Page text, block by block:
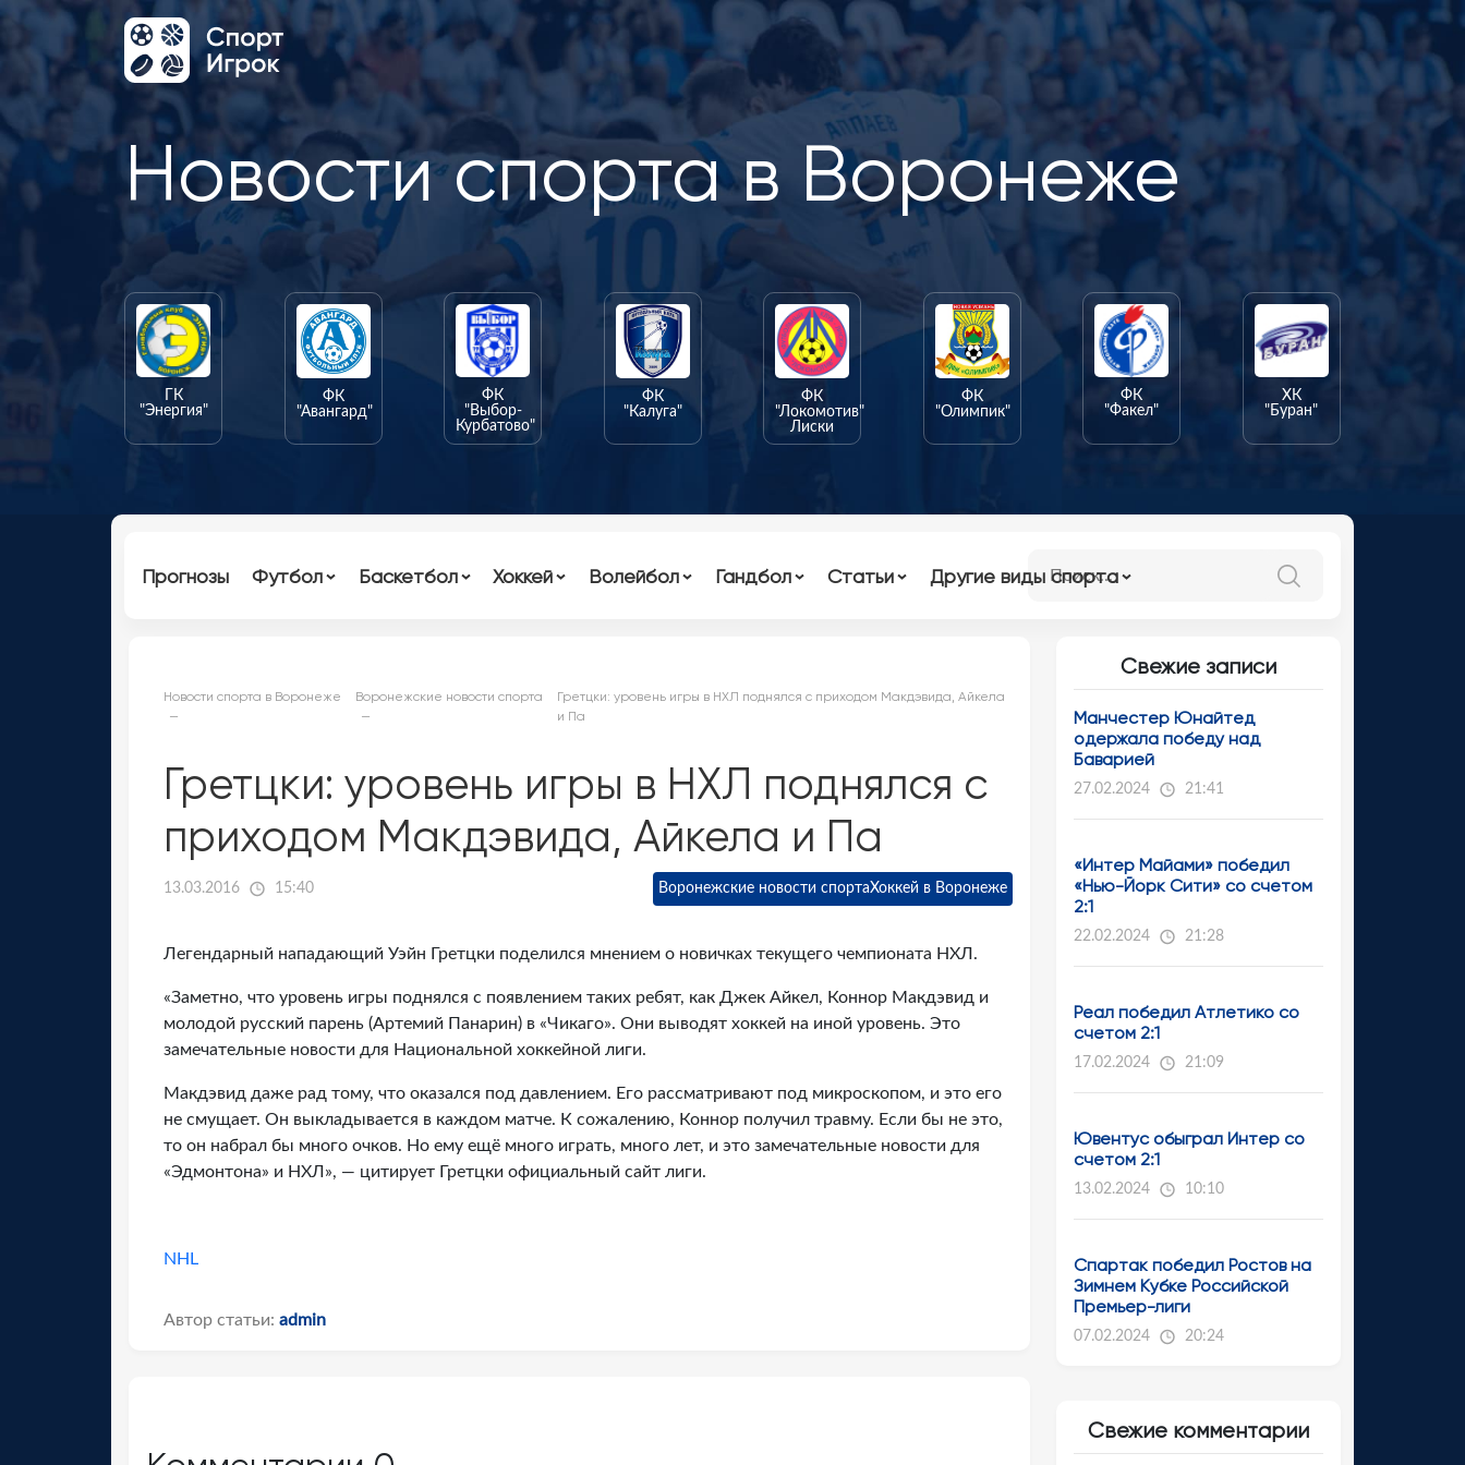
Новости спорта в Воронеже
ГК
"Энергия"
ФК
"Авангард"
ФК
"Выбор-
Курбатово"
ФК
"Калуга"
ФК
"Локомотив"
Лиски
ФК
"Олимпик"
ФК
"Факел"
ХК
"Буран"
Прогнозы Футбол Баскетбол Хоккей Волейбол Гандбол Статьи Другие виды спорта
Новости спорта в Воронеже Воронежские новости спорта
Гретцки: уровень игры в НХЛ поднялся с приходом Макдэвида, Айкела
и Па
Гретцки: уровень игры в НХЛ поднялся с
приходом Макдэвида, Айкела и Па
13.03.2016 15:40 Воронежские новости спортаХоккей в Воронеже
Легендарный нападающий Уэйн Гретцки поделился мнением о новичках текущего чемпионата НХЛ.
«Заметно, что уровень игры поднялся с появлением таких ребят, как Джек Айкел, Коннор Макдэвид и
молодой русский парень (Артемий Панарин) в «Чикаго». Они выводят хоккей на иной уровень. Это
замечательные новости для Национальной хоккейной лиги.
Макдэвид даже рад тому, что оказался под давлением. Его рассматривают под микроскопом, и это его
не смущает. Он выкладывается в каждом матче. К сожалению, Коннор получил травму. Если бы не это,
то он набрал бы много очков. Но ему ещё много играть, много лет, и это замечательные новости для
«Эдмонтона» и НХЛ», — цитирует Гретцки официальный сайт лиги.
NHL
Автор статьи: admin
Свежие записи
Манчестер Юнайтед
одержала победу над
Баварией
27.02.2024 21:41
«Интер Майами» победил
«Нью-Йорк Сити» со счетом
2:1
22.02.2024 21:28
Реал победил Атлетико со
счетом 2:1
17.02.2024 21:09
Ювентус обыграл Интер со
счетом 2:1
13.02.2024 10:10
Спартак победил Ростов на
Зимнем Кубке Российской
Премьер-лиги
07.02.2024 20:24
Свежие комментарии